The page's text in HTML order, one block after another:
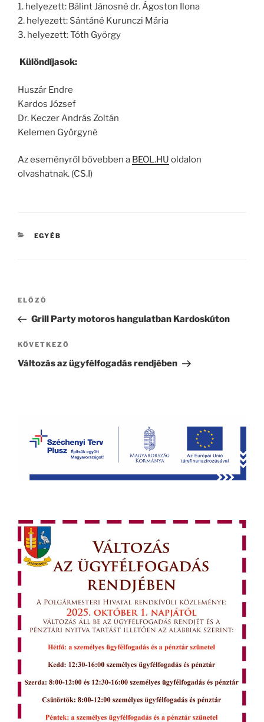
1. helyezett: Bálint Jánosné dr. Ágoston Ilona
2. helyezett: Sántáné Kurunczi Mária
3. helyezett: Tóth György
Különdíjasok:
Huszár Endre
Kardos József
Dr. Keczer András Zoltán
Kelemen Györgyné
Az eseményről bővebben a BEOL.HU oldalon
olvashatnak. (CS.I)
KATEGÓRIÁK
EGYÉB
Bejegyzés
Korábbi
bejegyzés
ELŐZŐ
Grill Party motoros hangulatban Kardoskúton
Következő
bejegyzés
KÖVETKEZŐ
Változás az ügyfélfogadás rendjében